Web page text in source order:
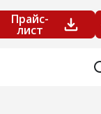
Прайс-
лист